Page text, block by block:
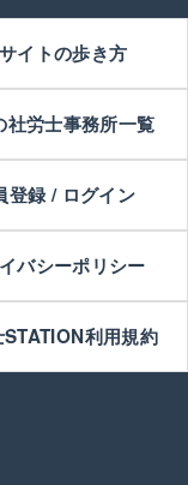
イトの歩き方
社労士事務所一覧
登録 / ログイン
バシーポリシー
利用規約